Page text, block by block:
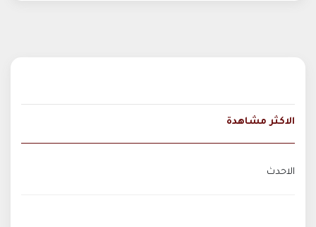
الاكثر مشاهدة
الاحدث